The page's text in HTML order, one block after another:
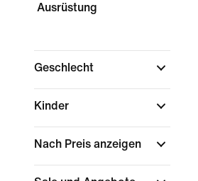
Ausrüstung
Geschlecht
Kinder
Nach Preis anzeigen